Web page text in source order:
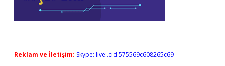
Reklam ve İletişim: Skype: live:.cid.575569c608265c69